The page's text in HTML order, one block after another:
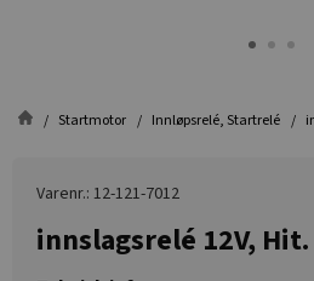
Startmotor Innløpsrelé, Startrelé
Varenr.: 12-121-7012
innslagsrelé 12V,